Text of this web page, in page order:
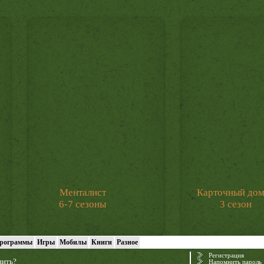
Менталист
6-7 сезоны
Карточный
3 сезон
Игры Мобилы Книги Разное
Регистрация
Напомнить пароль